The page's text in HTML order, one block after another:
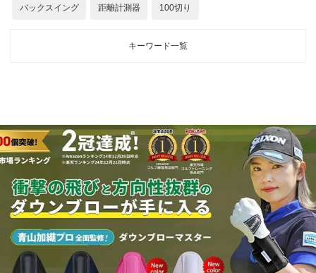
バックスイング 距離計測器 100切り
キーワード一覧